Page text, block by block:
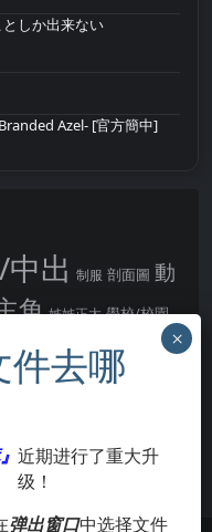
しか出来ない
Azel- [官方簡中]
出 制服 剖面圖 動
角 姊姊正太 學校/校園
你播種 強制播種
男主角
酪梨 阿黑顏 露出 點陣圖
近期进行了重大升
级！
弹出窗口中选择文件